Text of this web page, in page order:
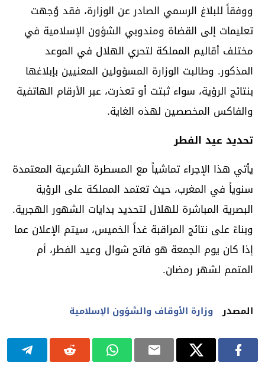
ووفقاً للبلاغ الرسمي الصادر عن الوزارة، فقد وُجهت
تعليمات إلى القضاة ومندوبي الشؤون الإسلامية في
مختلف أقاليم المملكة لتحري الهلال في الموعد
المذكور. وطالبت الوزارة المسؤولين المعنيين بإبلاغها
بنتائج الرؤية، سواء ثبتت أو تعذرت، عبر الأرقام الهاتفية
والفاكس المخصصين لهذه الغاية.
تحديد عيد الفطر
يأتي هذا الإجراء تماشياً مع المسطرة الشرعية المعتمدة
سنوياً في المغرب، حيث تعتمد المملكة على الرؤية
البصرية المباشرة للهلال لتحديد بدايات الشهور الهجرية.
وبناءً على نتائج المراقبة غداً الخميس، سيتم الإعلان عما
إذا كان يوم الجمعة هو فاتح شوال وعيد الفطر، أم
المتمم لشهر رمضان.
المصدر وزارة الأوقاف والشؤون الإسلامية